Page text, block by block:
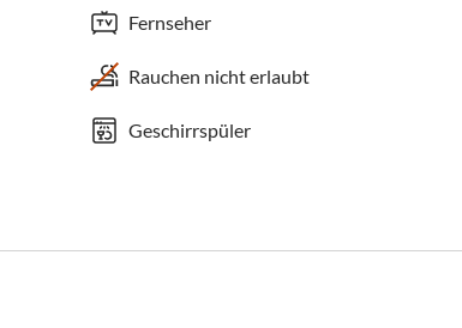
Fernseher
Rauchen nicht erlaubt
Geschirrspüler